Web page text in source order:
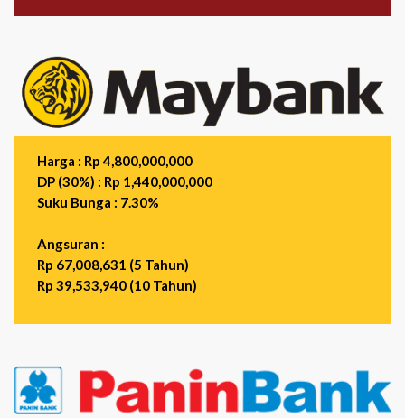
Harga : Rp 4,800,000,000
DP (30%) : Rp 1,440,000,000
Suku Bunga : 7.30%
Angsuran :
Rp 67,008,631 (5 Tahun)
Rp 39,533,940 (10 Tahun)